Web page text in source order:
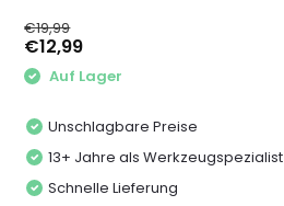
€19,99
€12,99
Auf Lager
Unschlagbare Preise
13+ Jahre als Werkzeugspezialist
Schnelle Lieferung